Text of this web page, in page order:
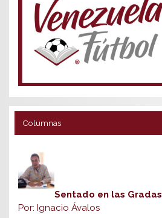
Columnas
Sentado en las Gradas
Por: Ignacio Ávalos